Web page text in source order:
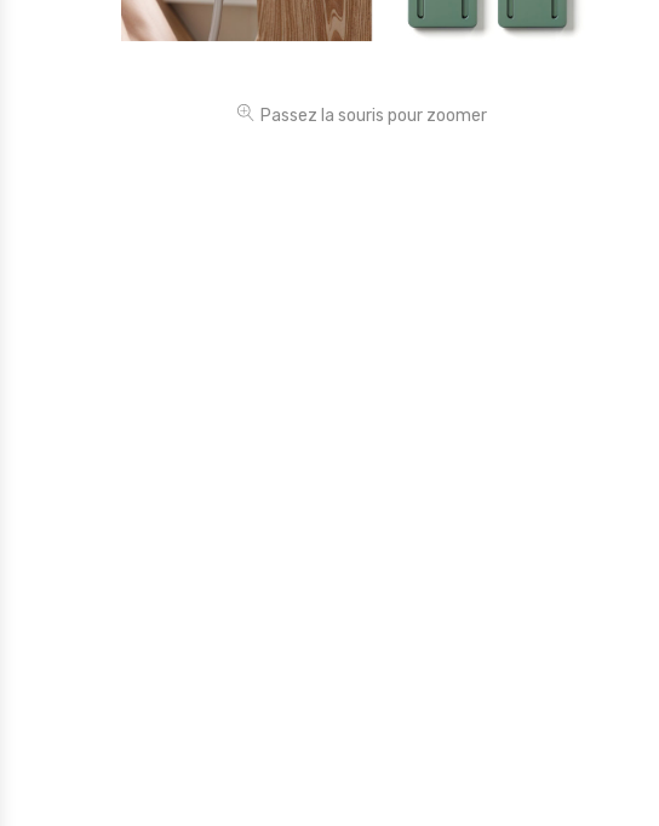
Outillages & Bricolage
Passez la souris pour zoomer